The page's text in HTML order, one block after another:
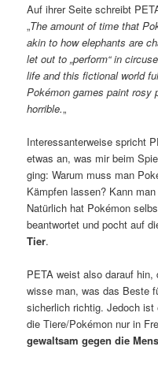
Auf ihrer Seite schreibt
„The amount of time that
akin to how elephants are
let out to „perform“ in
life and this fictional world
Pokémon games paint rosy
horrible.„
Interessanterweise spricht
etwas an, was mir beim
ging: Warum muss man
Kämpfen lassen? Kann
Natürlich hat Pokémon
beantwortet und pocht auf
Tier.
PETA weist also darauf
wisse man, was das Beste
sicherlich richtig. Jedoch
die Tiere/Pokémon nur in
gewaltsam gegen die